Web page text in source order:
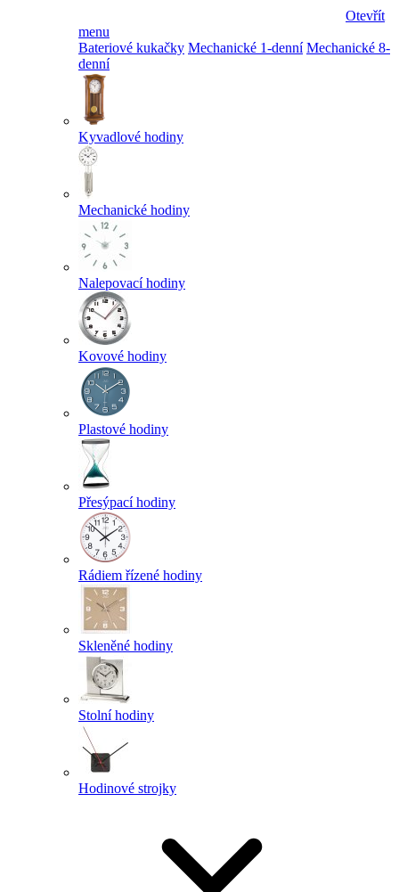
Otevřít
menu
Bateriové kukačky Mechanické 1-denní Mechanické 8-
denní
Kyvadlové hodiny
Mechanické hodiny
Nalepovací hodiny
Kovové hodiny
Plastové hodiny
Přesýpací hodiny
Rádiem řízené hodiny
Skleněné hodiny
Stolní hodiny
Hodinové strojky